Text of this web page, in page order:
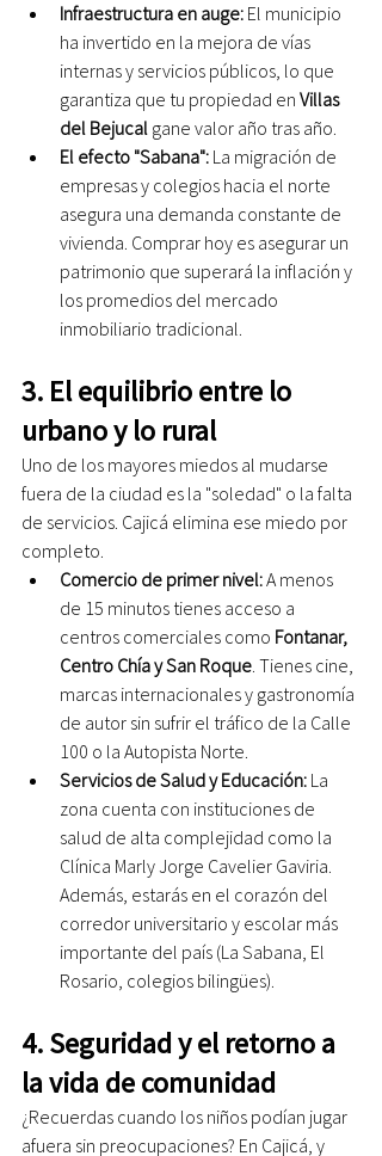
Infraestructura en auge: El municipio
ha invertido en la mejora de vías
internas y servicios públicos, lo que
garantiza que tu propiedad en Villas
del Bejucal gane valor año tras año.
El efecto "Sabana": La migración de
empresas y colegios hacia el norte
asegura una demanda constante de
vivienda. Comprar hoy es asegurar un
patrimonio que superará la inflación y
los promedios del mercado
inmobiliario tradicional.
3. El equilibrio entre lo
urbano y lo rural
Uno de los mayores miedos al mudarse
fuera de la ciudad es la "soledad" o la falta
de servicios. Cajicá elimina ese miedo por
completo.
Comercio de primer nivel: A menos
de 15 minutos tienes acceso a
centros comerciales como Fontanar,
Centro Chía y San Roque. Tienes cine,
marcas internacionales y gastronomía
de autor sin sufrir el tráfico de la Calle
100 o la Autopista Norte.
Servicios de Salud y Educación: La
zona cuenta con instituciones de
salud de alta complejidad como la
Clínica Marly Jorge Cavelier Gaviria.
Además, estarás en el corazón del
corredor universitario y escolar más
importante del país (La Sabana, El
Rosario, colegios bilingües).
4. Seguridad y el retorno a
la vida de comunidad
¿Recuerdas cuando los niños podían jugar
afuera sin preocupaciones? En Cajicá, y